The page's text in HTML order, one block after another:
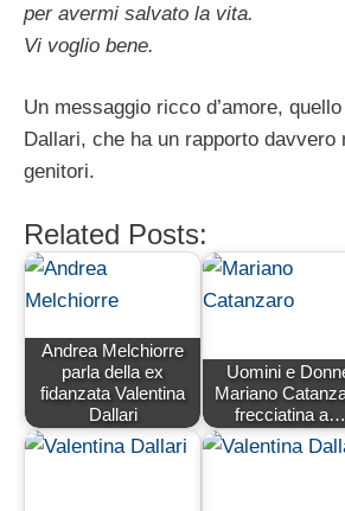
per avermi salvato la vita.
Vi voglio bene.
Un messaggio ricco d’amore,
Dallari, che ha un rapporto davvero
genitori.
Related Posts:
Andrea Melchiorre
parla della ex
fidanzata Valentina
Dallari
Uomini e
Mariano
frecciatina a…